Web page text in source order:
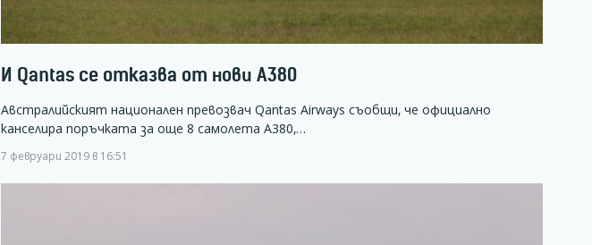
И Qantas се отказва от нови А380
Австралийският национален превозвач Qantas Airways съобщи, че официално
канселира поръчката за още 8 самолета А380,…
7 февруари 2019 в 16:51